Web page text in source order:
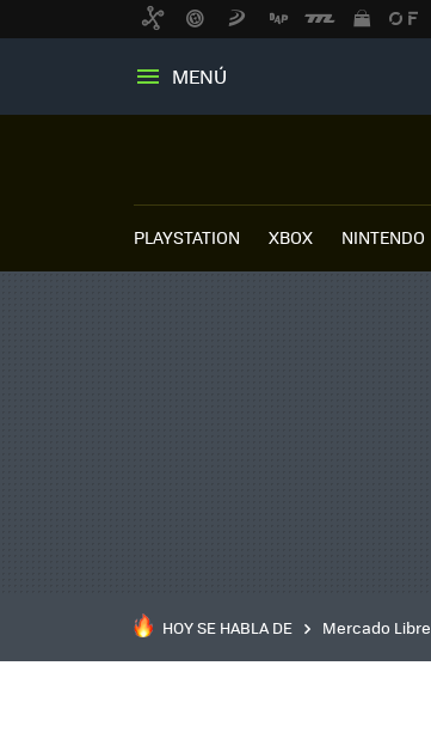
MENÚ
PLAYSTATION XBOX NINTENDO
HOY SE HABLA DE Mercado Libre